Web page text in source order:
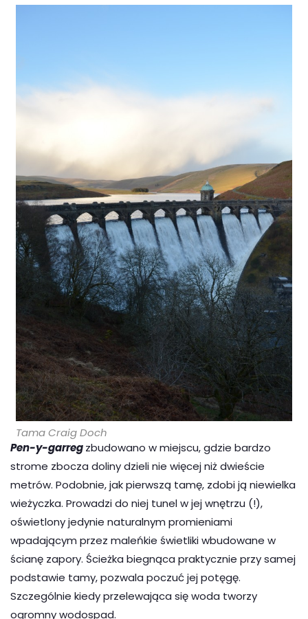
Tama Craig Doch
Pen-y-garregzbudowano w miejscu, gdzie bardzo
strome zbocza doliny dzieli nie więcej niż dwieście
metrów. Podobnie, jak pierwszą tamę, zdobi ją niewielka
wieżyczka. Prowadzi do niej tunel w jej wnętrzu (!),
oświetlony jedynie naturalnym promieniami
wpadającym przez maleńkie świetliki wbudowane w
ścianę zapory. Ścieżka biegnąca praktycznie przy samej
podstawie tamy, pozwala poczuć jej potęgę.
Szczególnie kiedy przelewająca się woda tworzy
ogromny wodospad.